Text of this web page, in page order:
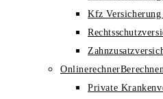
Kfz
Onlinerechner
Private